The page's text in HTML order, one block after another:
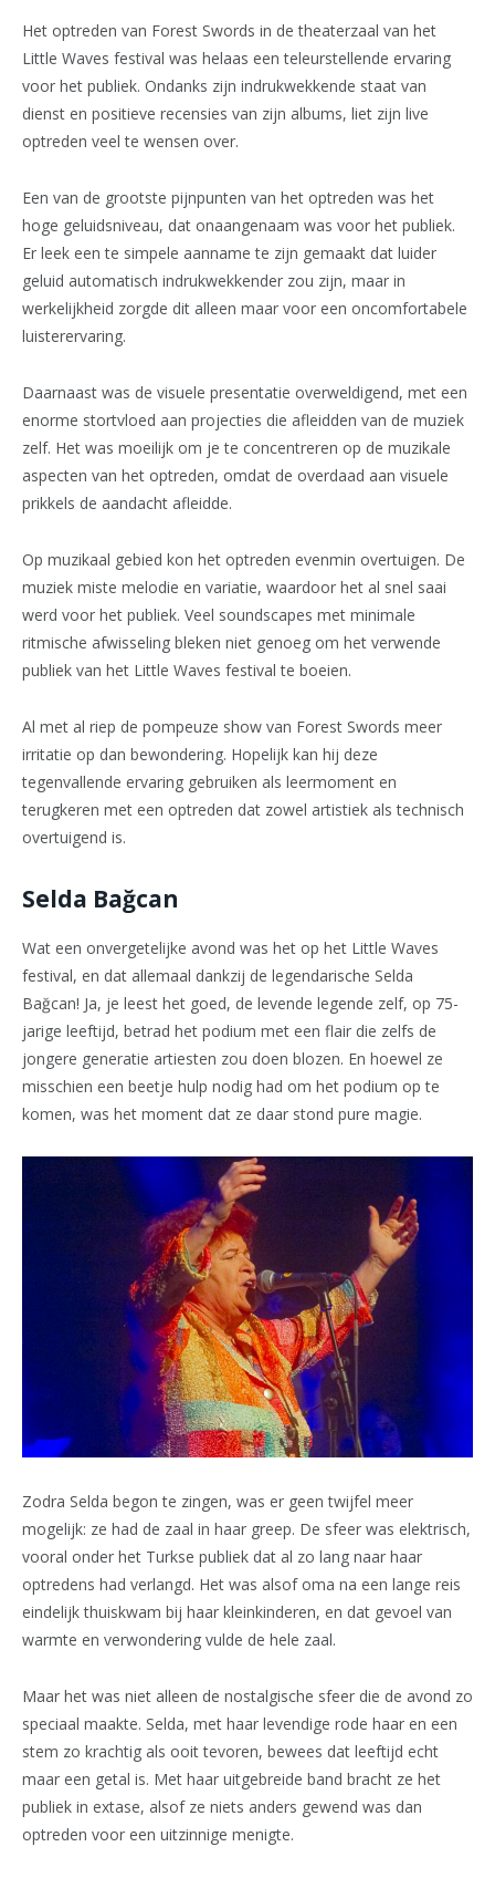
Het optreden van Forest Swords in de theaterzaal van het
Little Waves festival was helaas een teleurstellende ervaring
voor het publiek. Ondanks zijn indrukwekkende staat van
dienst en positieve recensies van zijn albums, liet zijn live
optreden veel te wensen over.
Een van de grootste pijnpunten van het optreden was het
hoge geluidsniveau, dat onaangenaam was voor het publiek.
Er leek een te simpele aanname te zijn gemaakt dat luider
geluid automatisch indrukwekkender zou zijn, maar in
werkelijkheid zorgde dit alleen maar voor een oncomfortabele
luisterervaring.
Daarnaast was de visuele presentatie overweldigend, met een
enorme stortvloed aan projecties die afleidden van de muziek
zelf. Het was moeilijk om je te concentreren op de muzikale
aspecten van het optreden, omdat de overdaad aan visuele
prikkels de aandacht afleidde.
Op muzikaal gebied kon het optreden evenmin overtuigen. De
muziek miste melodie en variatie, waardoor het al snel saai
werd voor het publiek. Veel soundscapes met minimale
ritmische afwisseling bleken niet genoeg om het verwende
publiek van het Little Waves festival te boeien.
Al met al riep de pompeuze show van Forest Swords meer
irritatie op dan bewondering. Hopelijk kan hij deze
tegenvallende ervaring gebruiken als leermoment en
terugkeren met een optreden dat zowel artistiek als technisch
overtuigend is.
Selda Bağcan
Wat een onvergetelijke avond was het op het Little Waves
festival, en dat allemaal dankzij de legendarische Selda
Bağcan! Ja, je leest het goed, de levende legende zelf, op 75-
jarige leeftijd, betrad het podium met een flair die zelfs de
jongere generatie artiesten zou doen blozen. En hoewel ze
misschien een beetje hulp nodig had om het podium op te
komen, was het moment dat ze daar stond pure magie.
Zodra Selda begon te zingen, was er geen twijfel meer
mogelijk: ze had de zaal in haar greep. De sfeer was elektrisch,
vooral onder het Turkse publiek dat al zo lang naar haar
optredens had verlangd. Het was alsof oma na een lange reis
eindelijk thuiskwam bij haar kleinkinderen, en dat gevoel van
warmte en verwondering vulde de hele zaal.
Maar het was niet alleen de nostalgische sfeer die de avond zo
speciaal maakte. Selda, met haar levendige rode haar en een
stem zo krachtig als ooit tevoren, bewees dat leeftijd echt
maar een getal is. Met haar uitgebreide band bracht ze het
publiek in extase, alsof ze niets anders gewend was dan
optreden voor een uitzinnige menigte.